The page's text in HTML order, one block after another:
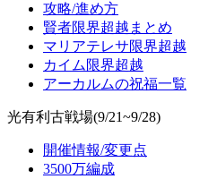
攻略/進め方
賢者限界超越まとめ
マリアテレサ限界超越
カイム限界超越
アーカルムの祝福一覧
光有利古戦場(9/21~9/28)
開催情報/変更点
3500万編成